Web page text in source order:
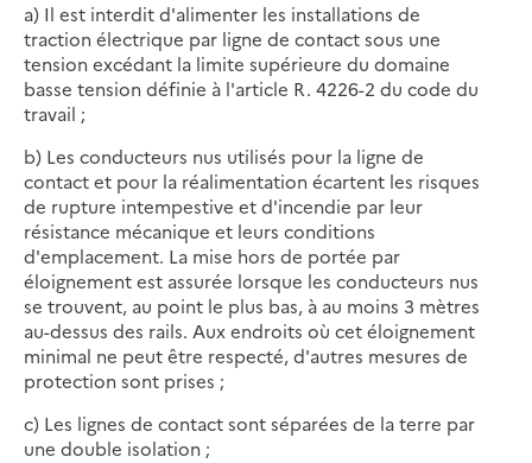
a) Il est interdit d'alimenter les installations de
traction électrique par ligne de contact sous une
tension excédant la limite supérieure du domaine
basse tension définie à l'article R. 4226-2 du code du
travail ;
b) Les conducteurs nus utilisés pour la ligne de
contact et pour la réalimentation écartent les risques
de rupture intempestive et d'incendie par leur
résistance mécanique et leurs conditions
d'emplacement. La mise hors de portée par
éloignement est assurée lorsque les conducteurs nus
se trouvent, au point le plus bas, à au moins 3 mètres
au-dessus des rails. Aux endroits où cet éloignement
minimal ne peut être respecté, d'autres mesures de
protection sont prises ;
c) Les lignes de contact sont séparées de la terre par
une double isolation ;